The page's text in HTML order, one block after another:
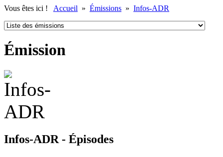
Vous êtes ici ! Accueil » Émissions » Infos-ADR
Émission
Infos-ADR - Épisodes